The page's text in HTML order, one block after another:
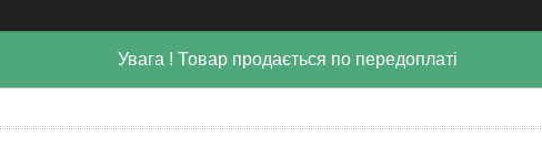
Увага ! Товар продається по передоплаті